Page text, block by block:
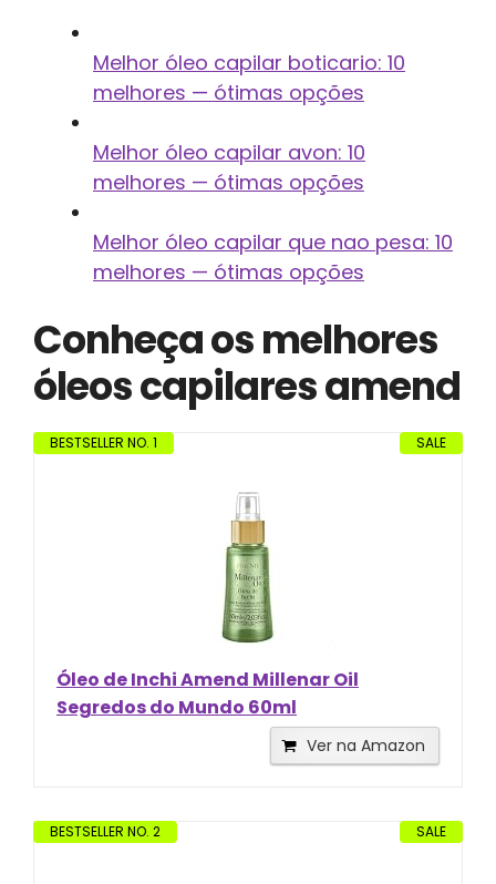
Melhor óleo capilar boticario: 10
melhores — ótimas opções
Melhor óleo capilar avon: 10
melhores — ótimas opções
Melhor óleo capilar que nao pesa: 10
melhores — ótimas opções
Conheça os melhores
óleos capilares amend
SALE
BESTSELLER NO. 1
Óleo de Inchi Amend Millenar Oil
Segredos do Mundo 60ml
Ver na Amazon
SALE
BESTSELLER NO. 2